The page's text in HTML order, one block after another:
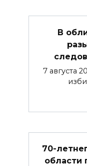
В
7 августа
70-
области